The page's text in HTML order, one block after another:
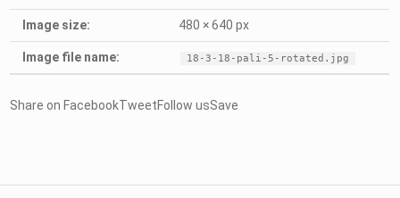
Image size: 480 × 640 px
Image file name: 18-3-18-pali-5-rotated.jpg
Share on FacebookTweetFollow usSave
Πλοήγηση άρθρων